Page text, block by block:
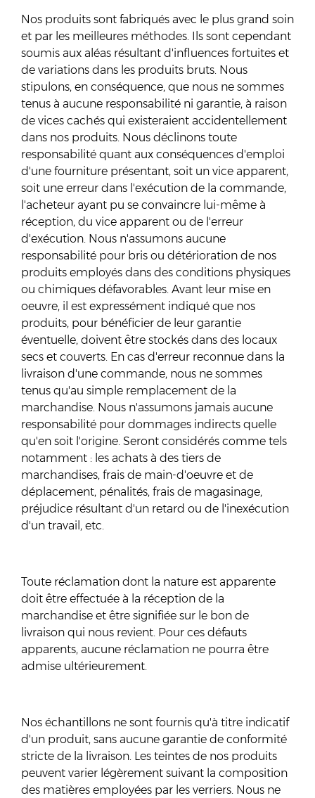
Nos produits sont fabriqués avec le plus grand soin
et par les meilleures méthodes. Ils sont cependant
soumis aux aléas résultant d'influences fortuites et
de variations dans les produits bruts. Nous
stipulons, en conséquence, que nous ne sommes
tenus à aucune responsabilité ni garantie, à raison
de vices cachés qui existeraient accidentellement
dans nos produits. Nous déclinons toute
responsabilité quant aux conséquences d'emploi
d'une fourniture présentant, soit un vice apparent,
soit une erreur dans l'exécution de la commande,
l'acheteur ayant pu se convaincre lui-même à
réception, du vice apparent ou de l'erreur
d'exécution. Nous n'assumons aucune
responsabilité pour bris ou détérioration de nos
produits employés dans des conditions physiques
ou chimiques défavorables. Avant leur mise en
oeuvre, il est expressément indiqué que nos
produits, pour bénéficier de leur garantie
éventuelle, doivent être stockés dans des locaux
secs et couverts. En cas d'erreur reconnue dans la
livraison d'une commande, nous ne sommes
tenus qu'au simple remplacement de la
marchandise. Nous n'assumons jamais aucune
responsabilité pour dommages indirects quelle
qu'en soit l'origine. Seront considérés comme tels
notamment : les achats à des tiers de
marchandises, frais de main-d'oeuvre et de
déplacement, pénalités, frais de magasinage,
préjudice résultant d'un retard ou de l'inexécution
d'un travail, etc.
Toute réclamation dont la nature est apparente
doit être effectuée à la réception de la
marchandise et être signifiée sur le bon de
livraison qui nous revient. Pour ces défauts
apparents, aucune réclamation ne pourra être
admise ultérieurement.
Nos échantillons ne sont fournis qu'à titre indicatif
d'un produit, sans aucune garantie de conformité
stricte de la livraison. Les teintes de nos produits
peuvent varier légèrement suivant la composition
des matières employées par les verriers. Nous ne